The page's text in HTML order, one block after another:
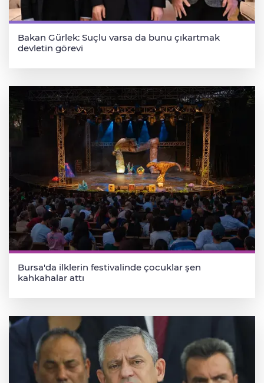
Bakan Gürlek: Suçlu varsa da bunu çıkartmak
devletin görevi
Bursa'da ilklerin festivalinde çocuklar şen
kahkahalar attı